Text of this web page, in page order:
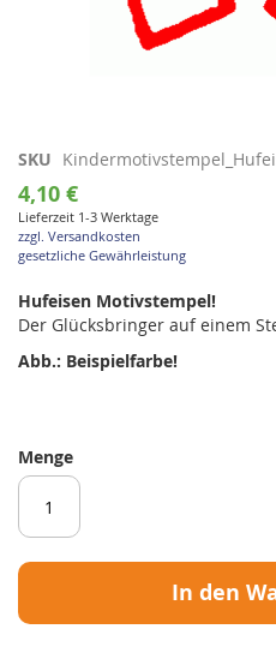
Zum
Anfang
der
Bildgalerie
springen
SKU
4,10 €
Lieferzeit 1-3 Werktage
zzgl. Versandkosten
gesetzliche Gewährleistung
Hufeisen Motivstempel!
Der Glücksbringer auf einem
Abb.: Beispielfarbe!
Menge
In den